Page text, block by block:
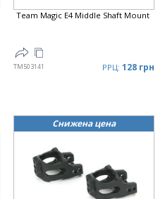
Team Magic E4 Middle Shaft Mount
TM503141 РРЦ: 128 грн
Снижена цена